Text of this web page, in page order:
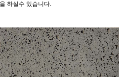
하실수 있습니다.